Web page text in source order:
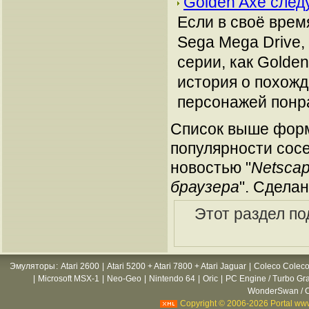
Если в своё
Sega Mega
серии, как
история о
персонажей
Список выше
популярности
новостью "
браузера".
Этот раздел
Эмуляторы : Atari 2600 Atari 5200 + Atari 7800 + Atari Jaguar
Coleco
Microsoft MSX-1 Neo-Geo Nintendo 64 Oric
PC Engine / Turbo
WonderSwan /
Copyright © 2006-2026 Portal